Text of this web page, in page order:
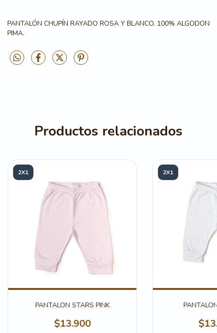
PANTALÓN CHUPÍN RAYADO ROSA Y BLANCO. 100% ALGODON
PIMA.
Productos relacionados
2X1
PANTALON STARS PINK
$13.900
2X1